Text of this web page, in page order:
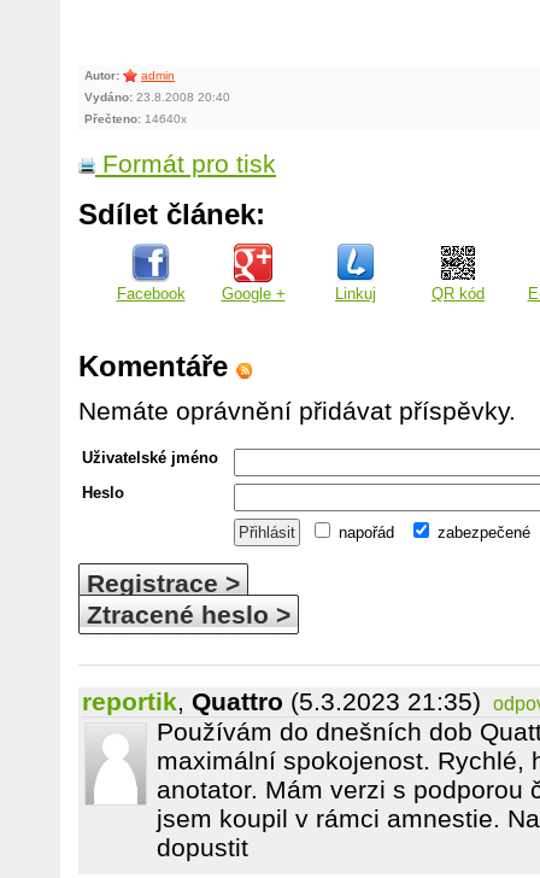
Autor:
admin
Vydáno: 23.8.2008 20:40
Přečteno: 14640x
Formát pro tisk
Sdílet článek:
Facebook Google + Linkuj QR kód
Komentáře
Nemáte oprávnění přidávat příspěvky.
Uživatelské jméno
Heslo
napořád zabezpečené
Registrace >
Ztracené heslo >
reportik, Quattro (5.3.2023 21:35)
Používám do dnešních dob
maximální spokojenost. Rychlé,
anotator. Mám verzi s podporou
jsem koupil v rámci amnestie.
dopustit